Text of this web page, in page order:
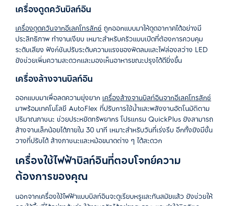
เครื่องดูดควันบิลท์อิน
เครื่องดูดควันจากอีเลคโทรลักซ์ ถูกออกแบบมาให้ดูดอากาศได้อย่างมี
ประสิทธิภาพ ทำงานเงียบ เหมาะสำหรับครัวแบบเปิดที่ต้องการควบคุม
ระดับเสียง ฟังก์ชันปรับระดับความแรงของพัดลมและไฟส่องสว่าง LED
ยังช่วยเพิ่มความสะดวกและมองเห็นอาหารขณะปรุงได้ดียิ่งขึ้น
เครื่องล้างจานบิลท์อิน
ออกแบบมาเพื่อลดความยุ่งยาก เครื่องล้างจานบิลท์อินจากอีเลคโทรลักซ์
มาพร้อมเทคโนโลยี AutoFlex ที่ปรับการใช้น้ำและพลังงานอัตโนมัติตาม
ปริมาณภาชนะ ช่วยประหยัดทรัพยากรโปรแกรม QuickPlusยังสามารถ
ล้างจานเล็กน้อยได้ภายใน30 นาที เหมาะสำหรับวันที่เร่งรีบอีกทั้งยังมีชั้น
วางที่ปรับได้ล้างภาชนะและหม้อขนาดต่าง ๆ ได้สะดวก
เครื่องใช้ไฟฟ้าบิลท์อินที่ตอบโจทย์ความ
ต้องการของคุณ
นอกจากเครื่องใช้ไฟฟ้าแบบบิลท์อินจะดูเรียบหรูและทันสมัยแล้ว ยังช่วยให้